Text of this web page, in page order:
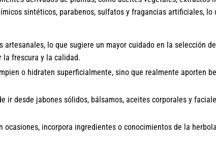
sintéticos, parabenos, sulfatos y fragancias artificiales, lo
lo que sugiere un mayor cuidado en la selección de
la frescura y la calidad.
o hidraten superficialmente, sino que realmente aporten
ir desde jabones sólidos, bálsamos, aceites corporales y
ocasiones, incorpora ingredientes o conocimientos de la